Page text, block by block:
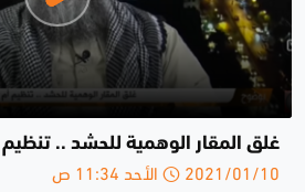
غلق المقار الوهمية للحشد ..
2021/01/10 الأحد 11:34 ص